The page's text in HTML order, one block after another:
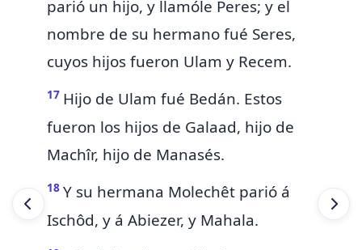
parió un hijo, y llamóle Peres; y el
nombre de su hermano fué Seres,
cuyos hijos fueron Ulam y Recem.
17 Hijo de Ulam fué Bedán. Estos
fueron los hijos de Galaad, hijo de
Machîr, hijo de Manasés.
18 Y su hermana Molechêt parió á
Ischôd, y á Abiezer, y Mahala.